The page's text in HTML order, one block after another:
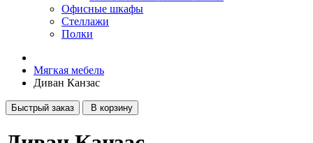
Офисные шкафы
Стеллажи
Полки
Мягкая мебель
Диван Канзас
Быстрый заказ В корзину